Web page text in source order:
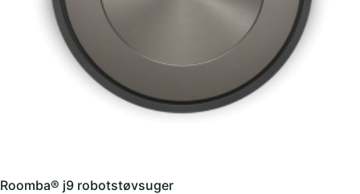
Roomba® j9 robotstøvsuger